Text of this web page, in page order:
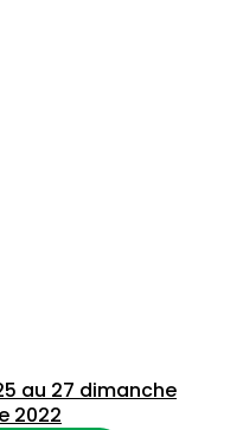
au 27 dimanche
2022